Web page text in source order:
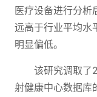
医疗设备进行分析
远高于行业平均水
明显偏低。
该研究调取了
射健康中心数据库